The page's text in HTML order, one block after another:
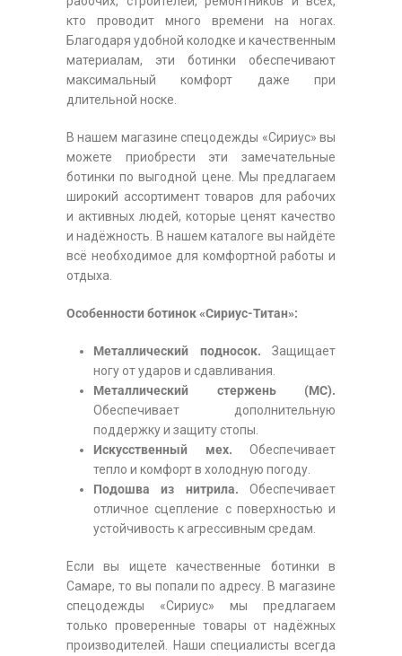
кто проводит много времени на ногах.
Благодаря удобной колодке и качественным
материалам, эти ботинки обеспечивают
максимальный комфорт даже при
длительной носке.
В нашем магазине спецодежды «Сириус» вы
можете приобрести эти замечательные
ботинки по выгодной цене. Мы предлагаем
широкий ассортимент товаров для рабочих
и активных людей, которые ценят качество
и надёжность. В нашем каталоге вы найдёте
всё необходимое для комфортной работы и
отдыха.
Особенности ботинок «Сириус-Титан»:
Металлический подносок. Защищает
ногу от ударов и сдавливания.
Металлический стержень (МС).
Обеспечивает дополнительную
поддержку и защиту стопы.
Искусственный мех. Обеспечивает
тепло и комфорт в холодную погоду.
Подошва из нитрила. Обеспечивает
отличное сцепление с поверхностью и
устойчивость к агрессивным средам.
Если вы ищете качественные ботинки в
Самаре, то вы попали по адресу. В магазине
спецодежды «Сириус» мы предлагаем
только проверенные товары от надёжных
производителей. Наши специалисты всегда